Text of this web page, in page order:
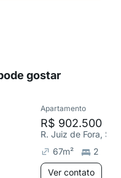
gostar
Apartamento
R$ 902.500
R. Juiz de Fora,
67m² 2
Ver contato